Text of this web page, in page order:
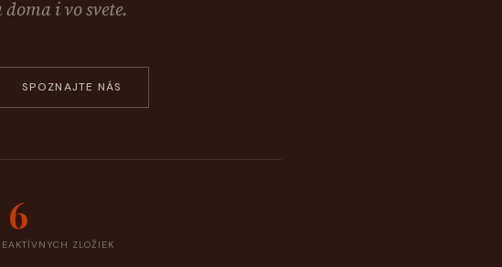
i vo svete.
SPOZNAJTE NÁS
6
AKTÍVNYCH ZLOŽIEK